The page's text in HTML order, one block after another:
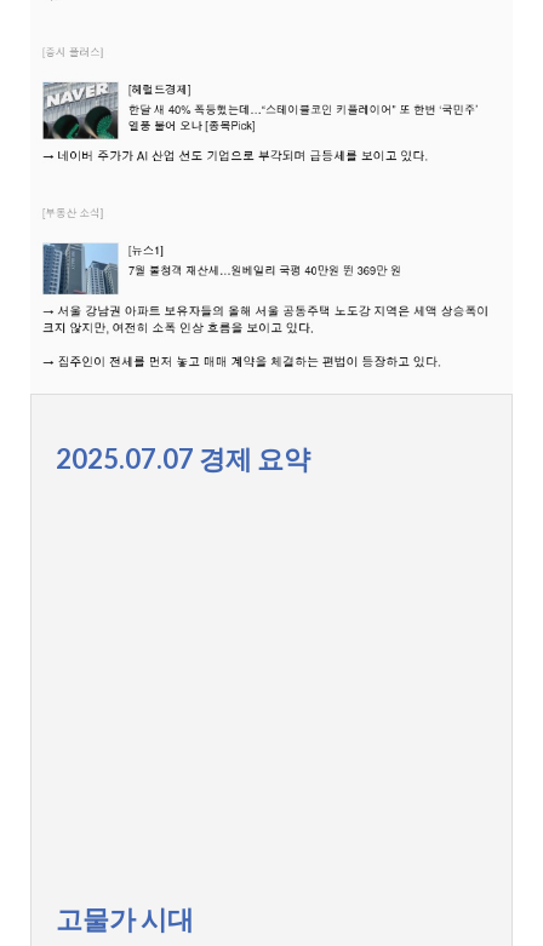
2025.07.07 경제 요약
고물가 시대